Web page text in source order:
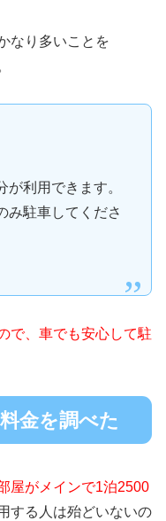
なり多いことを
利用できます。
み駐車してくださ
で、車でも安心して駐
金を調べた
屋がメインで1泊2500
する人は殆どいないの